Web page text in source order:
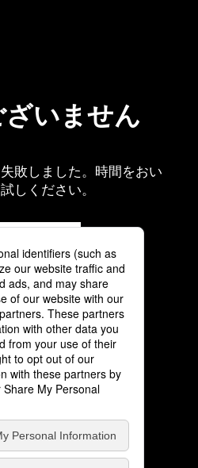
いません
敗しました。時間をおい
しください。